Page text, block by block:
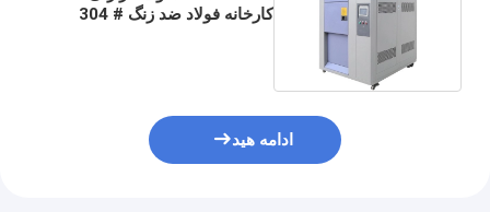
کارخانه فولاد ضد زنگ # 304
ادامه هید